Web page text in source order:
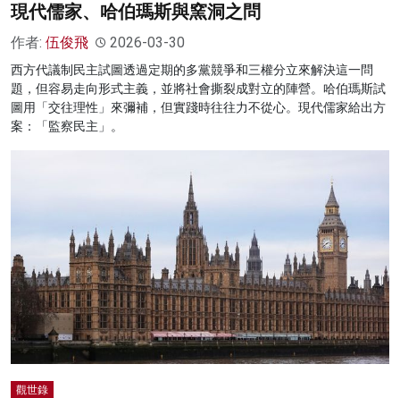
現代儒家、哈伯瑪斯與窯洞之問
作者: 伍俊飛 2026-03-30
西方代議制民主試圖透過定期的多黨競爭和三權分立來解決這一問
題，但容易走向形式主義，並將社會撕裂成對立的陣營。哈伯瑪斯試
圖用「交往理性」來彌補，但實踐時往往力不從心。現代儒家給出方
案：「監察民主」。
觀世錄